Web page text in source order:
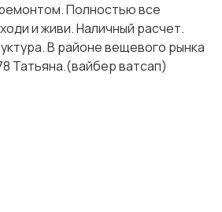
Полностью все
и живи. Наличный расчет.
В районе вещевого рынка
Татьяна.(вайбер ватсап)